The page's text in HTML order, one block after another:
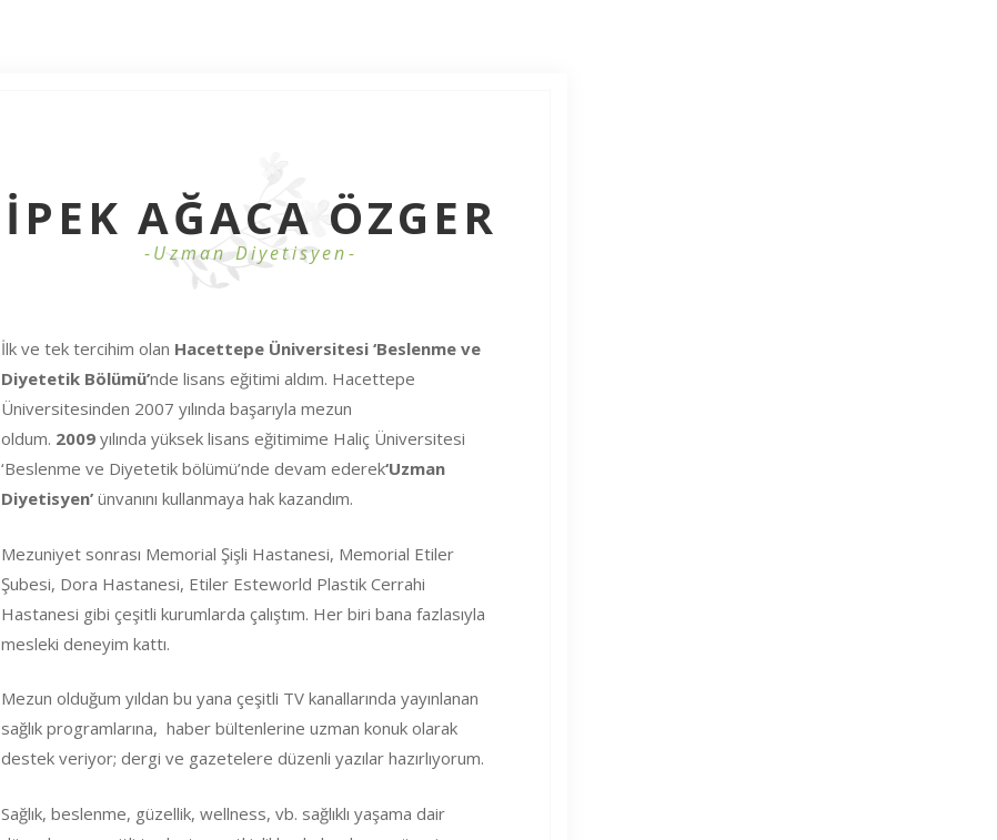
İPEK AĞACA ÖZGER
-Uzman Diyetisyen-
İlk ve tek tercihim olan Hacettepe Üniversitesi ‘Beslenme ve
Diyetetik Bölümü’nde lisans eğitimi aldım. Hacettepe
Üniversitesinden 2007 yılında başarıyla mezun
oldum. 2009 yılında yüksek lisans eğitimime Haliç Üniversitesi
‘Beslenme ve Diyetetik bölümü’nde devam ederek‘Uzman
Diyetisyen’ ünvanını kullanmaya hak kazandım.
Mezuniyet sonrası Memorial Şişli Hastanesi, Memorial Etiler
Şubesi, Dora Hastanesi, Etiler Esteworld Plastik Cerrahi
Hastanesi gibi çeşitli kurumlarda çalıştım. Her biri bana fazlasıyla
mesleki deneyim kattı.
Mezun olduğum yıldan bu yana çeşitli TV kanallarında yayınlanan
sağlık programlarına, haber bültenlerine uzman konuk olarak
destek veriyor; dergi ve gazetelere düzenli yazılar hazırlıyorum.
Sağlık, beslenme, güzellik, wellness, vb. sağlıklı yaşama dair